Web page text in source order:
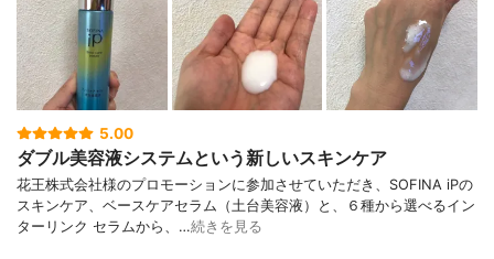
5.00
ダブル美容液システムという新しいスキンケア
花王株式会社様のプロモーションに参加させていただき、SOFINA iPの
スキンケア、ベースケアセラム（土台美容液）と、６種から選べるイン
ターリンク セラムから、…続きを見る